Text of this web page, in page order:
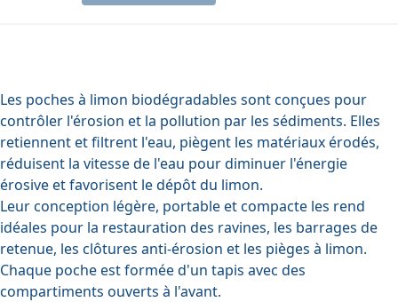
Les poches à limon biodégradables sont conçues pour
contrôler l'érosion et la pollution par les sédiments. Elles
retiennent et filtrent l'eau, piègent les matériaux érodés,
réduisent la vitesse de l'eau pour diminuer l'énergie
érosive et favorisent le dépôt du limon.
Leur conception légère, portable et compacte les rend
idéales pour la restauration des ravines, les barrages de
retenue, les clôtures anti-érosion et les pièges à limon.
Chaque poche est formée d'un tapis avec des
compartiments ouverts à l'avant.